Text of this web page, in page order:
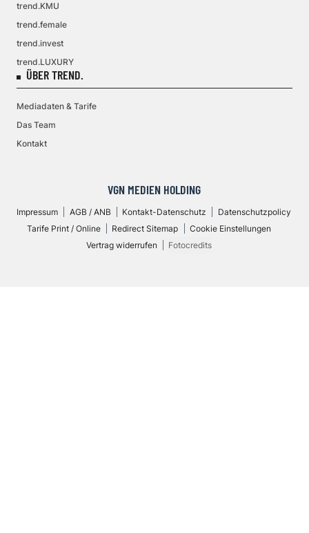
trend.KMU
trend.female
trend.invest
trend.LUXURY
ÜBER TREND.
Mediadaten & Tarife
Das Team
Kontakt
VGN MEDIEN HOLDING
Impressum AGB / ANB Kontakt-Datenschutz
Datenschutzpolicy
Tarife Print / Online
Redirect Sitemap
Cookie Einstellungen
Vertrag widerrufen
Fotocredits